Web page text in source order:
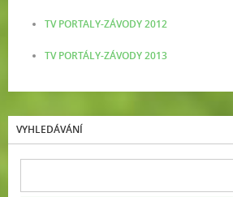
TV PORTALY-ZÁVODY 2012
TV PORTÁLY-ZÁVODY 2013
VYHLEDÁVÁNÍ